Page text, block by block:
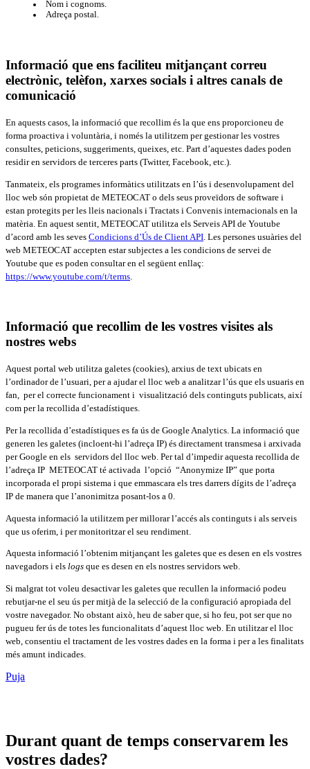
Nom i cognoms.
Adreça postal.
Informació que ens faciliteu mitjançant correu
electrònic, telèfon, xarxes socials i altres canals de
comunicació
En aquests casos, la informació que recollim és la que ens proporcioneu de
forma proactiva i voluntària, i només la utilitzem per gestionar les vostres
consultes, peticions, suggeriments, queixes, etc. Part d’aquestes dades poden
residir en servidors de terceres parts (Twitter, Facebook, etc.).
Tanmateix, els programes informàtics utilitzats en l’ús i desenvolupament del
lloc web són propietat de METEOCAT o dels seus proveïdors de software i
estan protegits per les lleis nacionals i Tractats i Convenis internacionals en la
matèria. En aquest sentit, METEOCAT utilitza els Serveis API de Youtube
d’acord amb les seves Condicions d’Ús de Client API . Les persones usuàries del
web METEOCAT accepten estar subjectes a les condicions de servei de
Youtube que es poden consultar en el següent enllaç:
https://www.youtube.com/t/terms
Informació que recollim de les vostres visites als
nostres webs
Aquest portal web utilitza galetes (cookies), arxius de text ubicats en
l’ordinador de l’usuari, per a ajudar el lloc web a analitzar l’ús que els usuaris en
fan, per el correcte funcionament i visualització dels continguts publicats, així
com per la recollida d’estadístiques.
Per la recollida d’estadístiques es fa ús de Google Analytics. La informació que
generen les galetes (incloent-hi l’adreça IP) és directament transmesa i arxivada
per Google en els servidors del lloc web. Per tal d’impedir aquesta recollida de
l’adreça IP METEOCAT té activada l’opció “Anonymize IP” que porta
incorporada el propi sistema i que emmascara els tres darrers dígits de l’adreça
IP de manera que l’anonimitza posant-los a 0.
Aquesta informació la utilitzem per millorar l’accés als continguts i als serveis
que us oferim, i per monitoritzar el seu rendiment.
Aquesta informació l’obtenim mitjançant les galetes que es desen en els vostres
navegadors i els logs que es desen en els nostres servidors web.
Si malgrat tot voleu desactivar les galetes que recullen la informació podeu
rebutjar-ne el seu ús per mitjà de la selecció de la configuració apropiada del
vostre navegador. No obstant això, heu de saber que, si ho feu, pot ser que no
pugueu fer ús de totes les funcionalitats d’aquest lloc web. En utilitzar el lloc
web, consentiu el tractament de les vostres dades en la forma i per a les finalitats
més amunt indicades.
Puja
Durant quant de temps conservarem les
vostres dades?